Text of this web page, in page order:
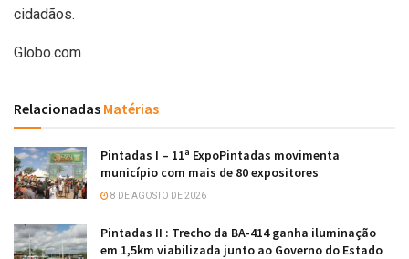
cidadãos.
Globo.com
Relacionadas Matérias
Pintadas I – 11ª ExpoPintadas movimenta
município com mais de 80 expositores
8 DE AGOSTO DE 2026
Pintadas II : Trecho da BA-414 ganha iluminação
em 1,5km viabilizada junto ao Governo do Estado